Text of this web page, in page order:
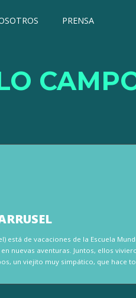
PRENSA
está de vacaciones de la Escuela
nuevas aventuras. Juntos, ellos
un viejito muy simpático, que hace